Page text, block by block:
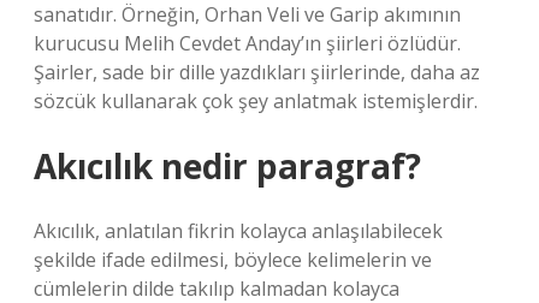
sanatıdır. Örneğin, Orhan Veli ve Garip akımının
kurucusu Melih Cevdet Anday’ın şiirleri özlüdür.
Şairler, sade bir dille yazdıkları şiirlerinde, daha az
sözcük kullanarak çok şey anlatmak istemişlerdir.
Akıcılık nedir paragraf?
Akıcılık, anlatılan fikrin kolayca anlaşılabilecek
şekilde ifade edilmesi, böylece kelimelerin ve
cümlelerin dilde takılıp kalmadan kolayca